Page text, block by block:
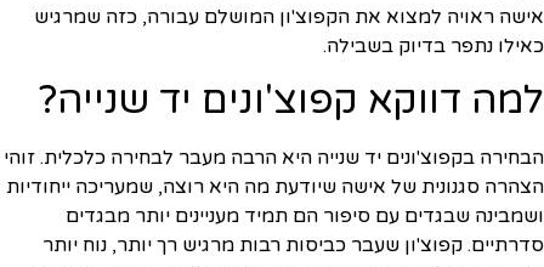
אישה ראויה למצוא את הקפוצ'ון המושלם עבורה, כזה שמרגיש
כאילו נתפר בדיוק בשבילה.
למה דווקא קפוצ'ונים יד שנייה?
הבחירה בקפוצ'ונים יד שנייה היא הרבה מעבר לבחירה כלכלית. זוהי
הצהרה סגנונית של אישה שיודעת מה היא רוצה, שמעריכה ייחודיות
ושמבינה שבגדים עם סיפור הם תמיד מעניינים יותר מבגדים
סדרתיים. קפוצ'ון שעבר כביסות רבות מרגיש רך יותר, נוח יותר